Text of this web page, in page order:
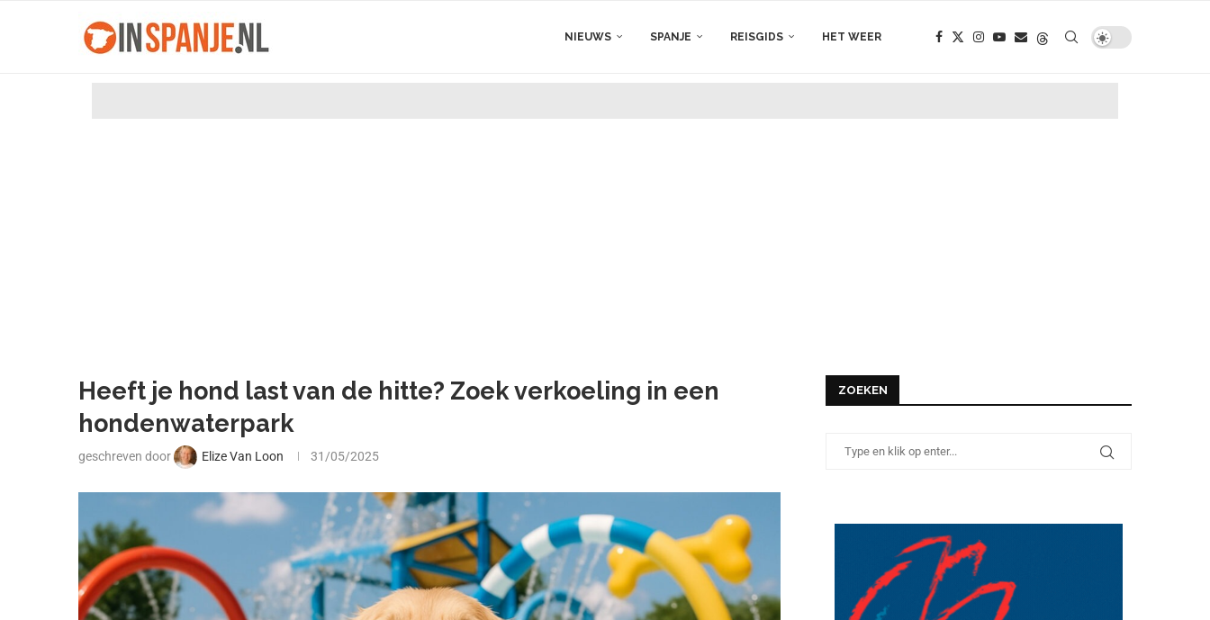
NIEUWS SPANJE REISGIDS HET WEER
Heeft je hond last van de hitte? Zoek verkoeling in een
hondenwaterpark
geschreven door Elize Van Loon 31/05/2025
ZOEKEN